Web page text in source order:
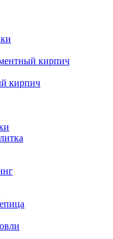
кирпич
кирпич